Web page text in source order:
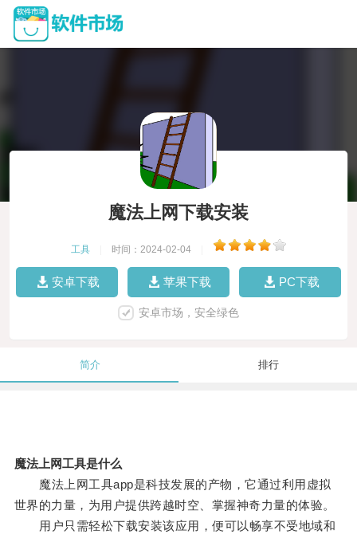
魔法上网下载安装
工具 时间：2024-02-04
安卓下载 苹果下载 PC下载
安卓市场，安全绿色
简介 排行
魔法上网工具是什么
魔法上网工具app是科技发展的产物，它通过利用虚拟
世界的力量，为用户提供跨越时空、掌握神奇力量的体验。
用户只需轻松下载安装该应用，便可以畅享不受地域和